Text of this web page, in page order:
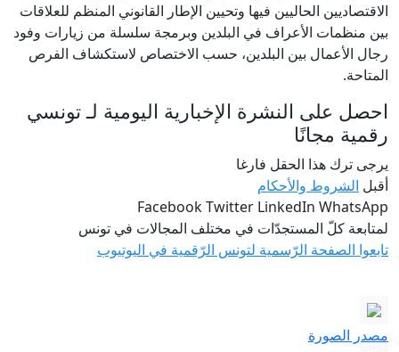
الاقتصاديين الحاليين فيها وتحيين الإطار القانوني المنظم للعلاقات
بين منظمات الأعراف في البلدين وبرمجة سلسلة من زيارات وفود
رجال الأعمال بين البلدين، حسب الاختصاص لاستكشاف الفرص
المتاحة.
احصل على النشرة الإخبارية اليومية لـ تونسي
رقمية مجانًا
يرجى ترك هذا الحقل فارغا
أقبل الشروط والأحكام
Facebook Twitter LinkedIn WhatsApp
لمتابعة كلّ المستجدّات في مختلف المجالات في تونس
تابعوا الصفحة الرّسمية لتونس الرّقمية في اليوتيوب
مصدر الصورة